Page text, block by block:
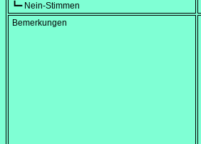
┗━ Nein-Stimmen
Bemerkungen